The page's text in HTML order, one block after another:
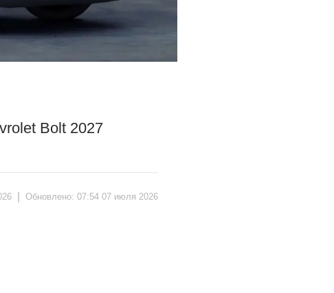
Bolt 2027
Обновлено:07:54 07 июля 2026